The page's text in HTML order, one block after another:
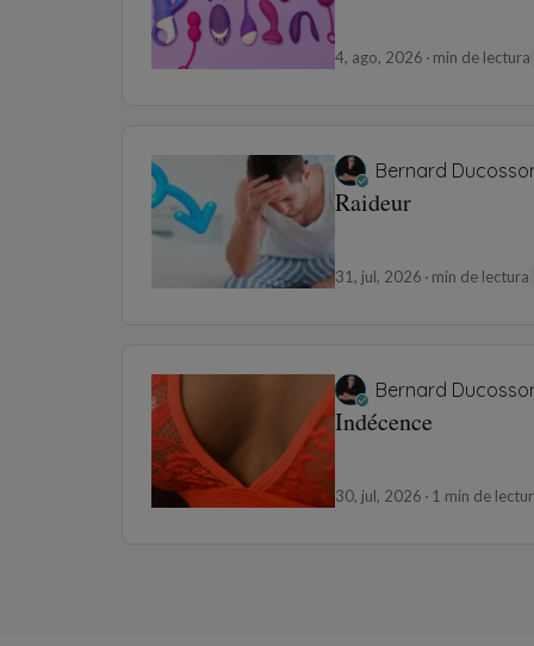
4, ago, 2026 min de lectura
Bernard
Raideur
31, jul, 2026 min de lectura
Bernard
Indécence
30, jul, 2026 1 min de